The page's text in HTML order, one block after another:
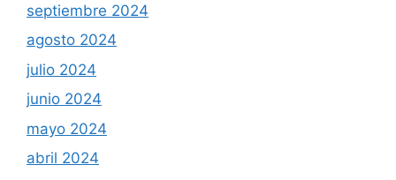
septiembre 2024
agosto 2024
julio 2024
junio 2024
mayo 2024
abril 2024